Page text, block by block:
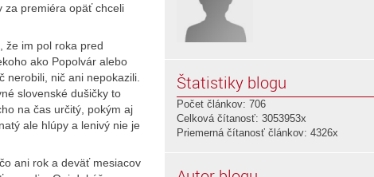
za premiéra opäť chceli
že im pol roka pred
ako Popolvár alebo
nerobili, nič ani nepokazili.
slovenské dušičky to
na čas určitý, pokým aj
ale hlúpy a lenivý nie je
ani rok a deväť mesiacov
Štatistiky blogu
Počet článkov: 706
Celková čítanosť: 3053953x
Priemerná čítanosť článkov: 4326x